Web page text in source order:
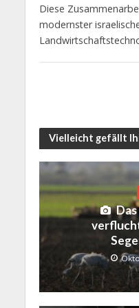
Diese
modernster
Vielleicht gefällt
Das